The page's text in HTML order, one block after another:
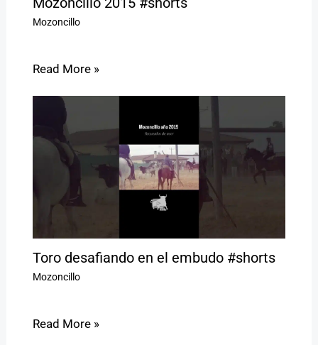
Mozoncillo
Read More »
Toro desafiando en el embudo #shorts
Mozoncillo
Read More »